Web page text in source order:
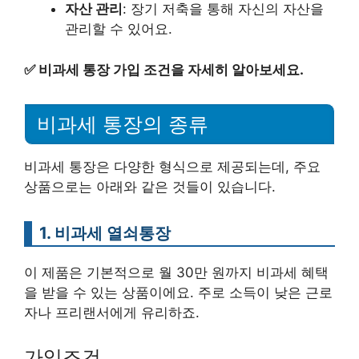
자산 관리 : 장기 저축을 통해 자신의 자산을
관리할 수 있어요.
✅ 비과세 통장 가입 조건을 자세히 알아보세요.
비과세 통장의 종류
비과세 통장은 다양한 형식으로 제공되는데, 주요
상품으로는 아래와 같은 것들이 있습니다.
1. 비과세 열쇠통장
이 제품은 기본적으로 월 30만 원까지 비과세 혜택
을 받을 수 있는 상품이에요. 주로 소득이 낮은 근로
자나 프리랜서에게 유리하죠.